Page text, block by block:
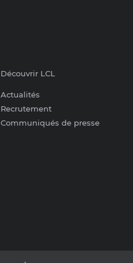
Découvrir LCL
Actualités
Recrutement
Communiqués de presse